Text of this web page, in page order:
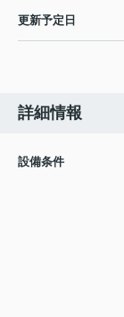
更新予定日
詳細情報
設備条件